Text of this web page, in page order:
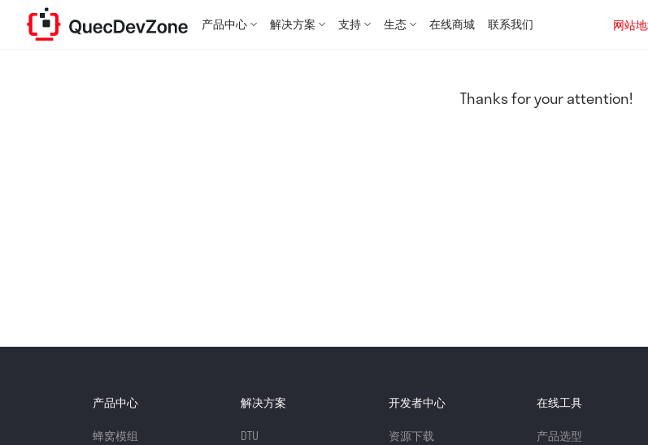
产品中心 解决方案 支持 生态 在线商城 联系我们
网站
Thanks for your attention!
产品中心
蜂窝模组
解决方案
DTU
开发者中心
资源下载
在线工具
产品选型